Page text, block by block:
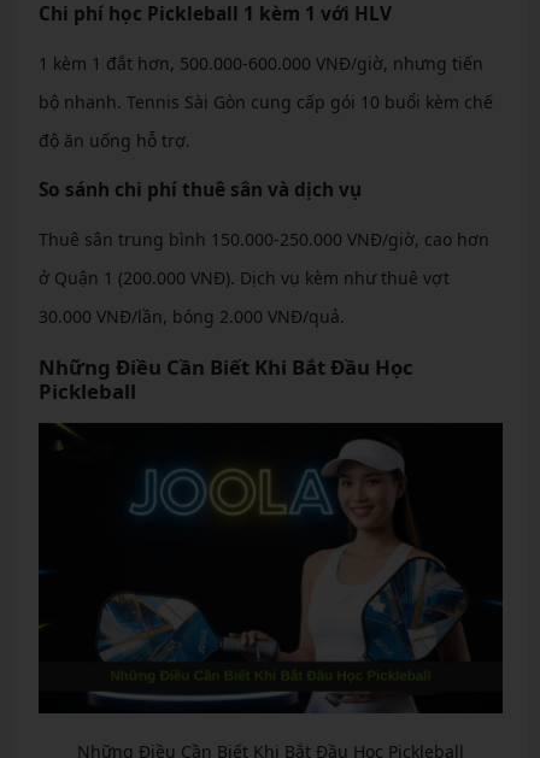
Chi phí học Pickleball 1 kèm 1 với HLV
1 kèm 1 đắt hơn, 500.000-600.000 VNĐ/giờ, nhưng tiến
bộ nhanh. Tennis Sài Gòn cung cấp gói 10 buổi kèm chế
độ ăn uống hỗ trợ.
So sánh chi phí thuê sân và dịch vụ
Thuê sân trung bình 150.000-250.000 VNĐ/giờ, cao hơn
ở Quận 1 (200.000 VNĐ). Dịch vụ kèm như thuê vợt
30.000 VNĐ/lần, bóng 2.000 VNĐ/quả.
Những Điều Cần Biết Khi Bắt Đầu Học
Pickleball
Những Điều Cần Biết Khi Bắt Đầu Học Pickleball